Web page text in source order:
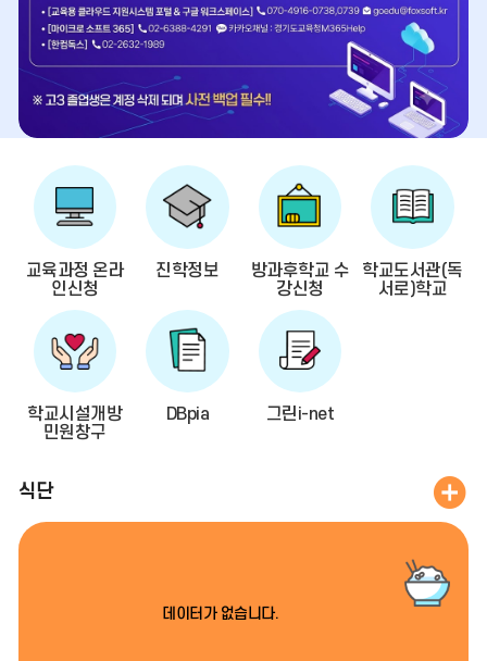
로
가
교육과정 온라
인신청
진학정보
방과후학교 수
강신청
학교도서관(독
서로)학교
학교시설개방
민원창구
DBpia 그린i-net
식단
데이터가 없습니다.